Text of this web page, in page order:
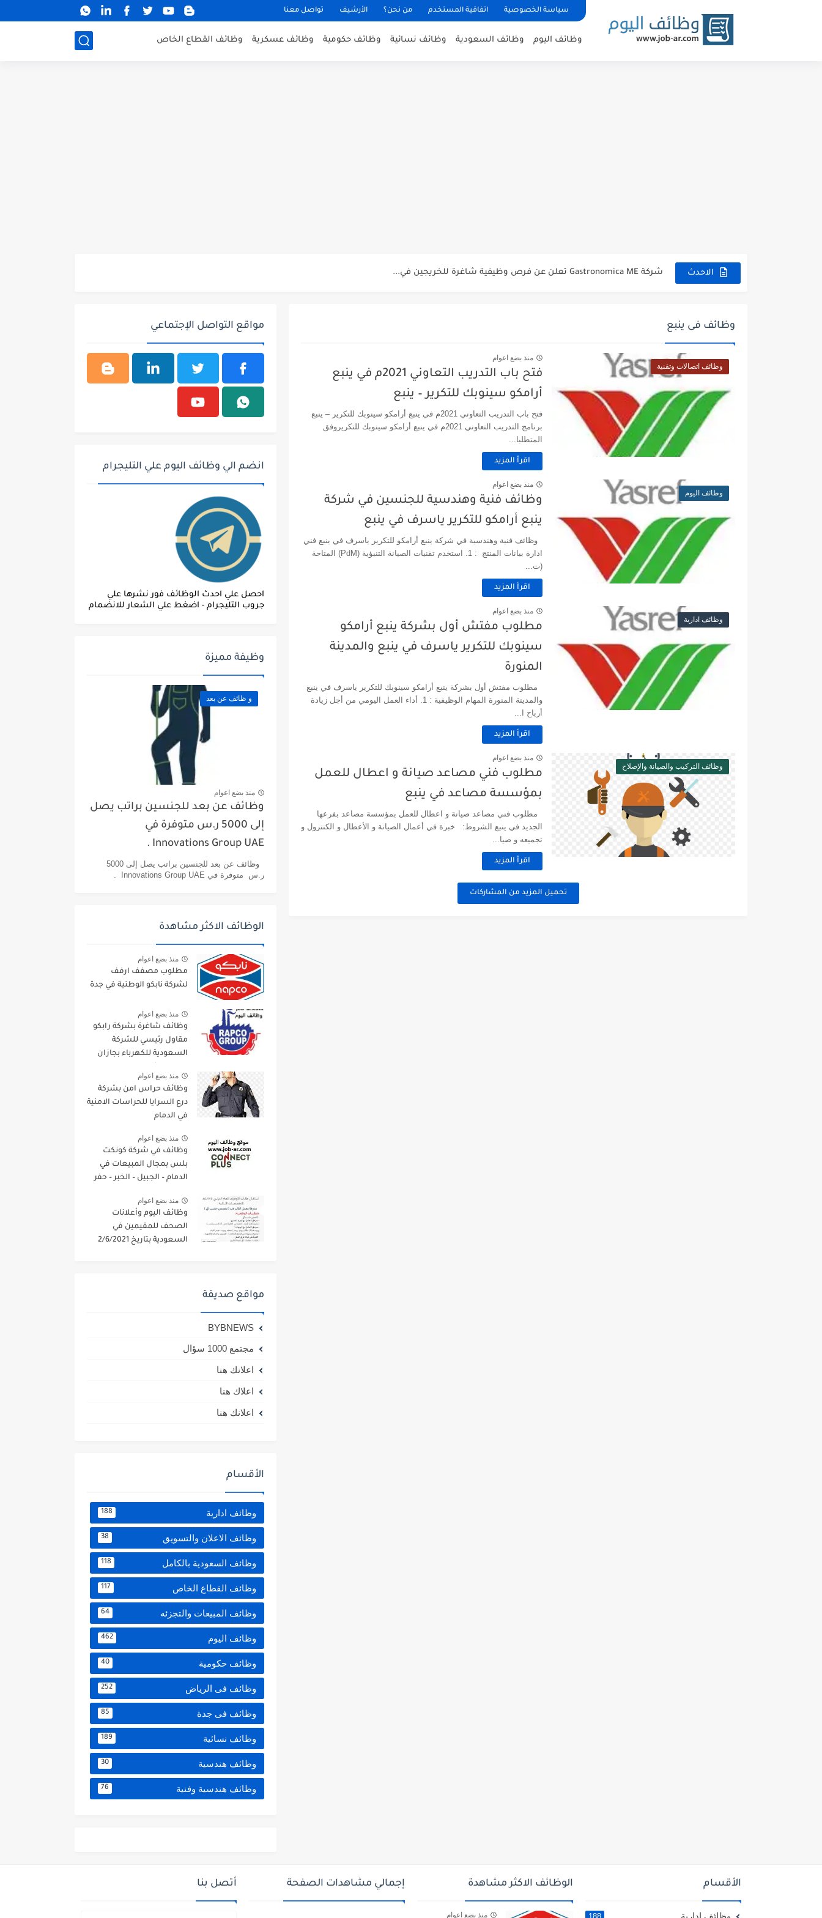
سياسة الخصوصية اتفاقية المستخدم من نحن؟ الأرشيف تواصل معنا
وظائف اليوم وظائف السعودية وظائف نسائية وظائف حكومية وظائف عسكرية وظائف القطاع الخاص
الاحدث وظائف إدارية شاغرة في TaSc بجدة.
وظائف اليوم و إعلانات الصحف للمقيمين في السعودية بتاريخ 07/04/2023.
وظائف اليوم و إعلانات الصحف للمقيمين في السعودية بتاريخ 24/03/2023.
وظائف إدارية نسائية متوفرة في شركة الجودة و التميز بالجبيل.
وظائف إدارية نسائية و رجالية لحملة الشهادة الثانوية ...
وظائف فى ينبع
وظائف اتصالات وتقنية
منذ بضع اعوام
فتح باب التدريب التعاوني 2021م في ينبع
أرامكو سينوبك للتكرير – ينبع
فتح باب التدريب التعاوني 2021م في ينبع أرامكو سينوبك للتكرير – ينبع
برنامج التدريب التعاوني 2021م في ينبع أرامكو سينوبك للتكريروفق
المتطلبا...
اقرأ المزيد
وظائف اليوم
منذ بضع اعوام
وظائف فنية وهندسية للجنسين في شركة
ينبع أرامكو للتكرير ياسرف في ينبع
وظائف فنية وهندسية في شركة ينبع أرامكو للتكرير ياسرف في ينبع فني
ادارة بيانات المنتج : 1. استخدم تقنيات الصيانة التنبؤية (PdM) المتاحة
(ت...
اقرأ المزيد
وظائف ادارية
منذ بضع اعوام
مطلوب مفتش أول بشركة ينبع أرامكو
سينوبك للتكرير ياسرف في ينبع والمدينة
المنورة
مطلوب مفتش أول بشركة ينبع أرامكو سينوبك للتكرير ياسرف في ينبع
والمدينة المنورة المهام الوظيفية : 1. أداء العمل اليومي من أجل زيادة
أرباح ا...
اقرأ المزيد
وظائف التركيب والصيانة والإصلاح
منذ بضع اعوام
مطلوب فني مصاعد صيانة و اعطال للعمل
بمؤسسة مصاعد في ينبع
مطلوب فني مصاعد صيانة و اعطال للعمل بمؤسسة مصاعد بفرعها
الجديد في ينبع الشروط: خبرة في أعمال الصيانة و الأعطال و الكنترول و
تجميعه و صيا...
اقرأ المزيد
تحميل المزيد من المشاركات
مواقع التواصل الإجتماعي
انضم الي وظائف اليوم علي التليجرام
احصل علي احدث الوظائف فور نشرها علي
جروب التليجرام - اضغط علي الشعار للانضمام
وظيفة مميزة
و ظائف عن بعد
منذ بضع اعوام
وظائف عن بعد للجنسين براتب يصل
إلى 5000 ر.س متوفرة في
Innovations Group UAE .
وظائف عن بعد للجنسين براتب يصل إلى 5000
ر.س متوفرة في Innovations Group UAE .
الوظائف الاكثر مشاهدة
منذ بضع اعوام
مطلوب مصفف ارفف
لشركة نابكو الوطنية في جدة
منذ بضع اعوام
وظائف شاغرة بشركة رابكو
مقاول رئيسي للشركة
السعودية للكهرباء بجازان
منذ بضع اعوام
وظائف حراس امن بشركة
درع السرايا للحراسات الامنية
في الدمام
منذ بضع اعوام
وظائف في شركة كونكت
بلس بمجال المبيعات في
الدمام – الجبيل – الخبر – حفر
منذ بضع اعوام
وظائف اليوم وأعلانات
الصحف للمقيمين في
السعودية بتاريخ 2/6/2021
مواقع صديقة
BYBNEWS
مجتمع 1000 سؤال
اعلانك هنا
اعلاك هنا
اعلانك هنا
الأقسام
وظائف ادارية 188
وظائف الاعلان والتسويق 38
وظائف السعودية بالكامل 118
وظائف القطاع الخاص 117
وظائف المبيعات والتجزئه 64
وظائف اليوم 462
وظائف حكومية 40
وظائف فى الرياض 252
وظائف فى جدة 85
وظائف نسائية 189
وظائف هندسية 30
وظائف هندسية وفنية 76
الأقسام
وظائف ادارية
الوظائف الاكثر مشاهدة
منذ بضع اعوام
إجمالي مشاهدات الصفحة أتصل بنا